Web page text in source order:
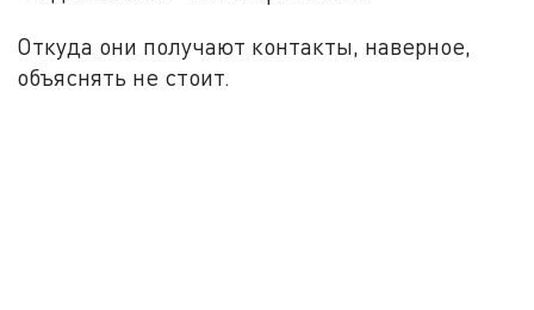
Откуда они получают контакты, наверное,
объяснять не стоит.